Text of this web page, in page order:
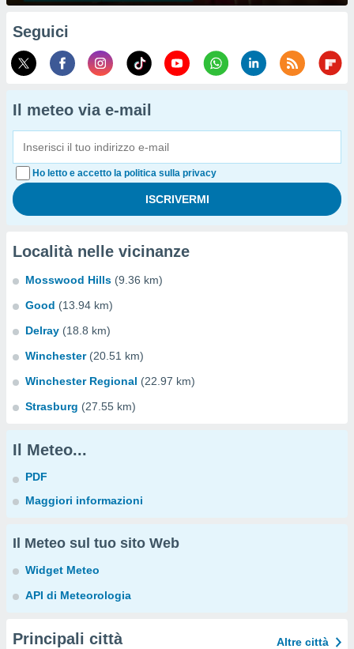
Seguici
Il meteo via e-mail
Ho letto e accetto la politica sulla privacy
Località nelle vicinanze
Mosswood Hills (9.36 km)
Good (13.94 km)
Delray (18.8 km)
Winchester (20.51 km)
Winchester Regional (22.97 km)
Strasburg (27.55 km)
Il Meteo...
PDF
Maggiori informazioni
Il Meteo sul tuo sito Web
Widget Meteo
API di Meteorologia
Principali città Altre città